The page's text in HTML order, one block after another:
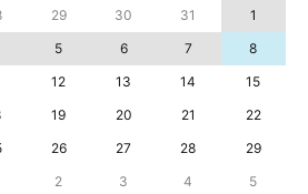
29 30 31
1
5 6 7
8
12 13 14
15
19 20 21
22
26 27 28
29
2 3 4 5